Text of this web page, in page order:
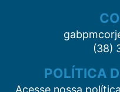
(38)
POLÍTICA
Acesse nossa